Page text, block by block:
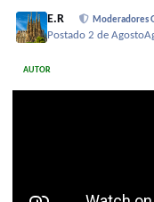
E.R Moderadores
Postado2 de Agosto
AUTOR